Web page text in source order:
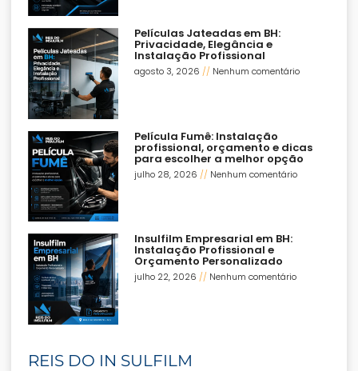
Películas Jateadas em BH:
Privacidade, Elegância e
Instalação Profissional
agosto 3, 2026 Nenhum comentário
Película Fumê: Instalação
profissional, orçamento e dicas
para escolher a melhor opção
julho 28, 2026 Nenhum comentário
Insulfilm Empresarial em BH:
Instalação Profissional e
Orçamento Personalizado
julho 22, 2026 Nenhum comentário
REIS DO IN SULFILM